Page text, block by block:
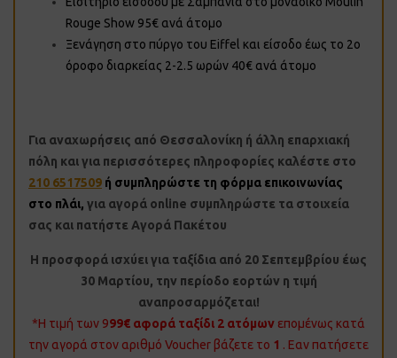
Rouge Show 95€ ανά άτομο
Ξενάγηση στο πύργο του Eiffel και είσοδο έως το 2ο
όροφο διαρκείας 2-2.5 ωρών 40€ ανά άτομο
Για αναχωρήσεις από Θεσσαλονίκη ή άλλη επαρχιακή
πόλη και για περισσότερες πληροφορίες καλέστε στο
210 6517509 ή συμπληρώστε τη φόρμα επικοινωνίας
στο πλάι, για αγορά online συμπληρώστε τα στοιχεία
σας και πατήστε Αγορά Πακέτου
Η προσφορά ισχύει για ταξίδια από 20 Σεπτεμβρίου έως
30 Μαρτίου, την περίοδο εορτών η τιμή
αναπροσαρμόζεται!
*Η τιμή των 999€ αφορά ταξίδι 2 ατόμων επομένως κατά
την αγορά στον αριθμό Voucher βάζετε το 1 . Εαν πατήσετε